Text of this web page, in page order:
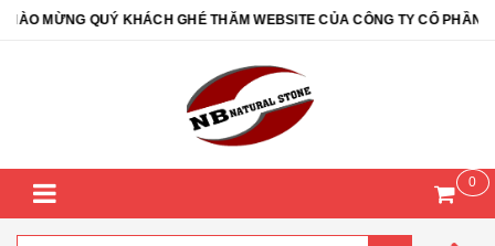
MỪNG QUÝ KHÁCH GHÉ THĂM WEBSITE CỦA CÔNG TY CỔ PHẦN
0